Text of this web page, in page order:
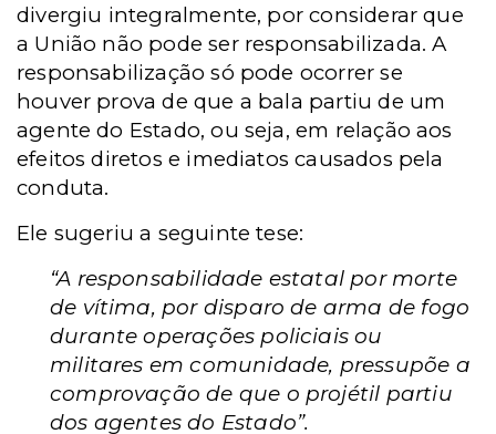
divergiu integralmente, por considerar que
a União não pode ser responsabilizada. A
responsabilização só pode ocorrer se
houver prova de que a bala partiu de um
agente do Estado, ou seja, em relação aos
efeitos diretos e imediatos causados pela
conduta.
Ele sugeriu a seguinte tese:
“A responsabilidade estatal por morte
de vítima, por disparo de arma de fogo
durante operações policiais ou
militares em comunidade, pressupõe a
comprovação de que o projétil partiu
dos agentes do Estado”.